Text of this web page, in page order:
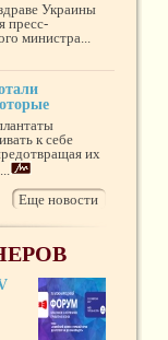
Украины
пресс-
министра...
к себе
их
Еще новости